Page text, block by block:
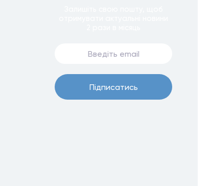
Пiдписатись